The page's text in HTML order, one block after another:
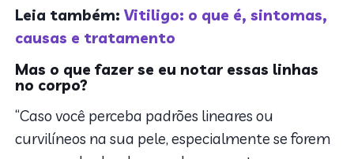
Leia também:Vitiligo: o que é, sintomas,
causas e tratamento
Mas o que fazer se eu notar essas linhas
no corpo?
“Caso você perceba padrões lineares ou
curvilíneos na sua pele, especialmente se forem